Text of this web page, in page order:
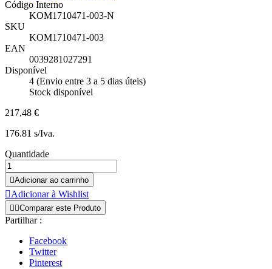
Código Interno
KOM1710471-003-N
SKU
KOM1710471-003
EAN
0039281027291
Disponível
4 (Envio entre 3 a 5 dias úteis)
Stock disponível
217,48 €
176.81 s/Iva.
Quantidade
Adicionar ao carrinho
Adicionar à Wishlist
 Comparar este Produto
Partilhar :
Facebook
Twitter
Pinterest